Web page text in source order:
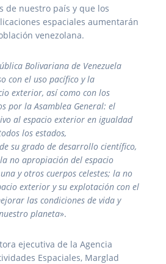
de nuestro país y que los
espaciales aumentarán
venezolana.
Bolivariana de Venezuela
con el uso pacífico y la
exterior, así como con los
por la Asamblea General: el
al espacio exterior en igualdad
los estados,
su grado de desarrollo científico,
no apropiación del espacio
y otros cuerpos celestes; la no
exterior y su explotación con el
las condiciones de vida y
planeta».
ejecutiva de la Agencia
Espaciales, Marglad